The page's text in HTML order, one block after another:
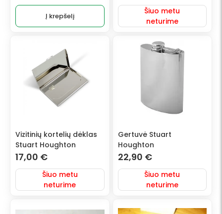
Į krepšelį
Šiuo metu
neturime
Vizitinių kortelių dėklas
Stuart Houghton
17,00 €
Šiuo metu
neturime
Gertuvė Stuart
Houghton
22,90 €
Šiuo metu
neturime